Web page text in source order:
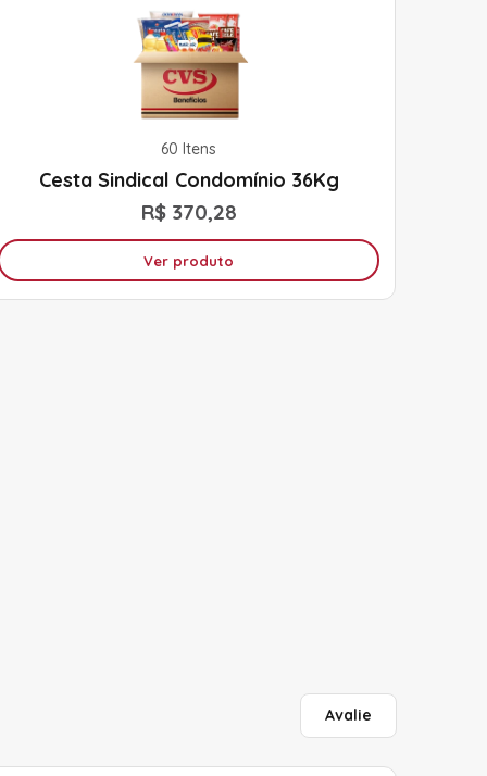
60 Itens
Cesta Sindical Condomínio 36Kg
R$ 370,28
Ver produto
Avalie